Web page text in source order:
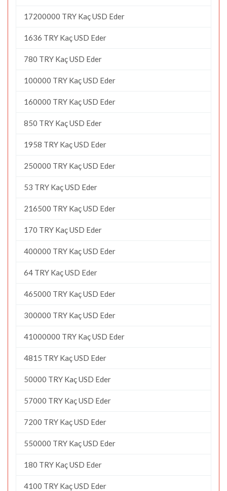
17200000 TRY Kaç USD Eder
1636 TRY Kaç USD Eder
780 TRY Kaç USD Eder
100000 TRY Kaç USD Eder
160000 TRY Kaç USD Eder
850 TRY Kaç USD Eder
1958 TRY Kaç USD Eder
250000 TRY Kaç USD Eder
53 TRY Kaç USD Eder
216500 TRY Kaç USD Eder
170 TRY Kaç USD Eder
400000 TRY Kaç USD Eder
64 TRY Kaç USD Eder
465000 TRY Kaç USD Eder
300000 TRY Kaç USD Eder
41000000 TRY Kaç USD Eder
4815 TRY Kaç USD Eder
50000 TRY Kaç USD Eder
57000 TRY Kaç USD Eder
7200 TRY Kaç USD Eder
550000 TRY Kaç USD Eder
180 TRY Kaç USD Eder
4100 TRY Kaç USD Eder